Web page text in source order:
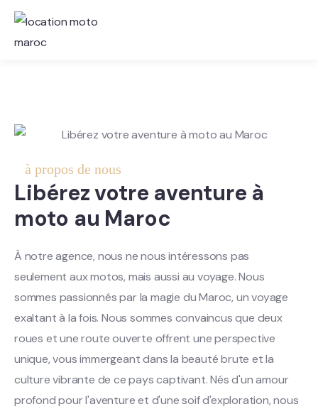
à propos de nous
Libérez votre aventure à
moto au Maroc
À notre agence, nous ne nous intéressons pas
seulement aux motos, mais aussi au voyage. Nous
sommes passionnés par la magie du Maroc, un voyage
exaltant à la fois. Nous sommes convaincus que deux
roues et une route ouverte offrent une perspective
unique, vous immergeant dans la beauté brute et la
culture vibrante de ce pays captivant. Nés d'un amour
profond pour l'aventure et d'une soif d'exploration, nous